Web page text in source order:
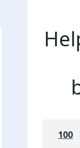
100